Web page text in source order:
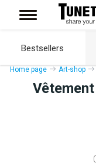
Bestsellers
Home page Art-shop